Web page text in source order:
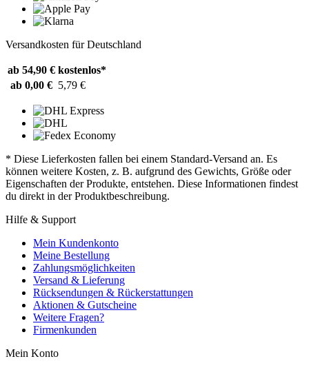
Versandkosten für Deutschland
ab 54,90 € kostenlos*
ab 0,00 € 5,79 €
* Diese Lieferkosten fallen bei einem Standard-Versand an. Es
können weitere Kosten, z. B. aufgrund des Gewichts, Größe oder
Eigenschaften der Produkte, entstehen. Diese Informationen findest
du direkt in der Produktbeschreibung.
Hilfe & Support
Mein Kundenkonto
Meine Bestellung
Zahlungsmöglichkeiten
Versand & Lieferung
Rücksendungen & Rückerstattungen
Aktionen & Gutscheine
Weitere Fragen?
Firmenkunden
Mein Konto